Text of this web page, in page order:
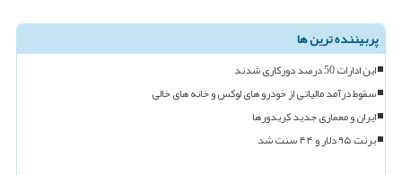
پربیننده ترین ها
این ادارات 50 درصد دورکاری شدند
سقوط درآمد مالیاتی از خودرو های لوکس و خانه های خالی
ایران و معماری جدید کریدورها
برنت ۹۵ دلار و ۴۴ سنت شد